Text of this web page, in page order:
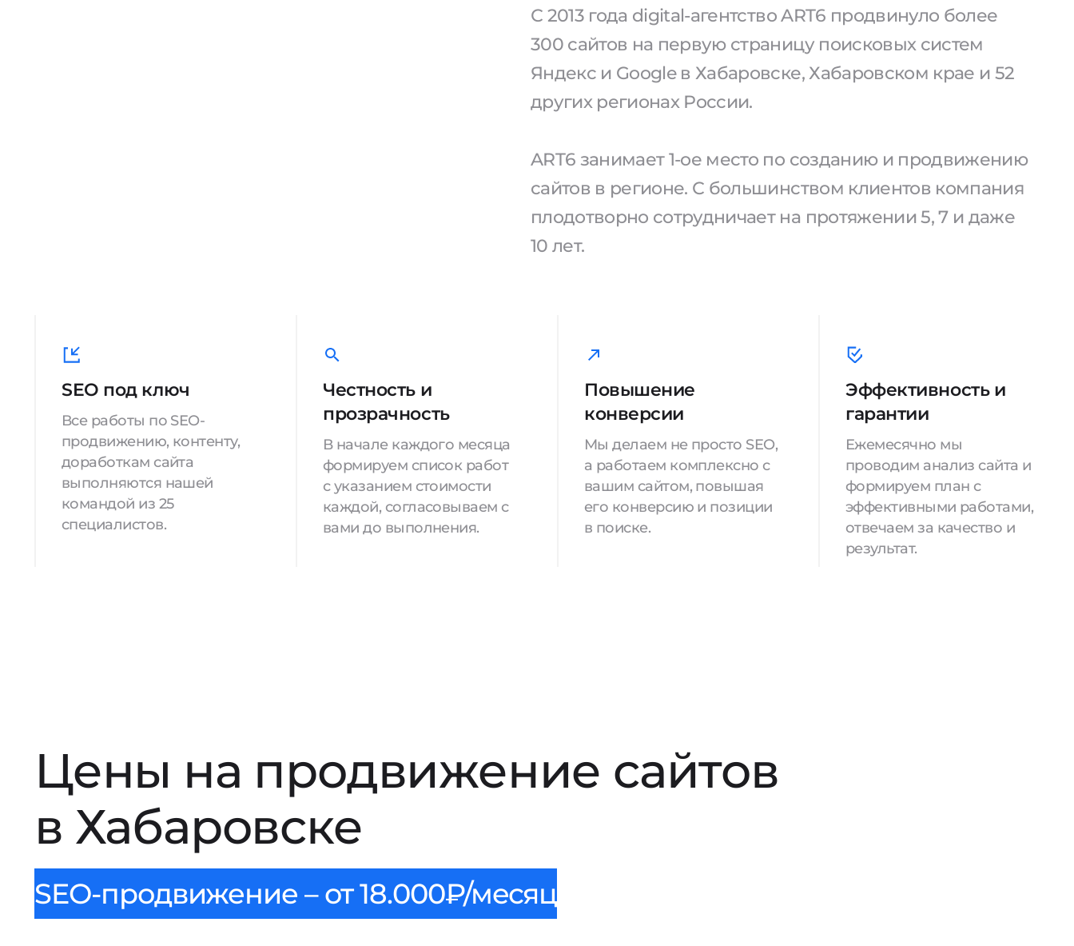
С 2013 года digital-агентство ART6 продвинуло более
300 сайтов на первую страницу поисковых систем
Яндекс и Google в Хабаровске, Хабаровском крае и 52
других регионах России.
ART6 занимает 1-ое место по созданию и продвижению
сайтов в регионе. С большинством клиентов компания
плодотворно сотрудничает на протяжении 5, 7 и даже
10 лет.
SEO под ключ
Все работы по SEO-
продвижению, контенту,
доработкам сайта
выполняются нашей
командой из 25
специалистов.
Честность и
прозрачность
В начале каждого месяца
формируем список работ
с указанием стоимости
каждой, согласовываем с
вами до выполнения.
Повышение
конверсии
Мы делаем не просто SEO,
а работаем комплексно с
вашим сайтом, повышая
его конверсию и позиции
в поиске.
Эффективность и
гарантии
Ежемесячно мы
проводим анализ сайта и
формируем план с
эффективными работами,
отвечаем за качество и
результат.
Цены на продвижение сайтов
в Хабаровске
SEO-продвижение – от 18.000₽/месяц